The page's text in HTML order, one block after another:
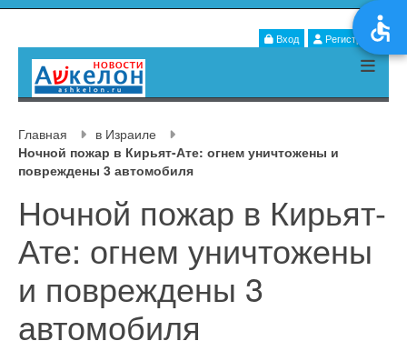
Вход Регистрация
Главная
в Израиле
Ночной пожар в Кирьят-Ате: огнем уничтожены и
повреждены 3 автомобиля
Ночной пожар в Кирьят-
Ате: огнем уничтожены
и повреждены 3
автомобиля